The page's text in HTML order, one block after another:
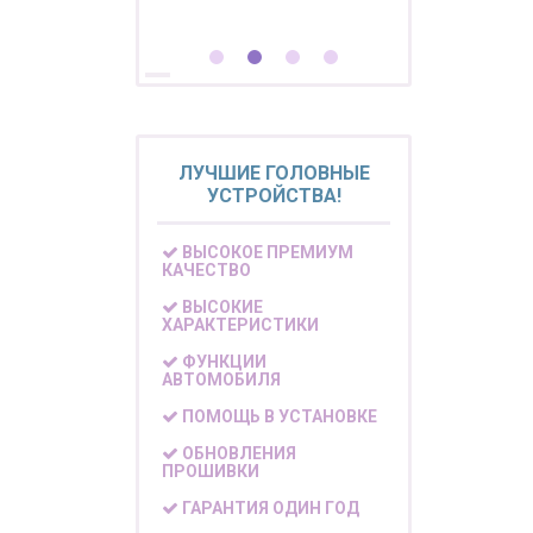
ЛУЧШИЕ ГОЛОВНЫЕ
УСТРОЙСТВА!
ВЫСОКОЕ ПРЕМИУМ
КАЧЕСТВО
ВЫСОКИЕ
ХАРАКТЕРИСТИКИ
ФУНКЦИИ
АВТОМОБИЛЯ
ПОМОЩЬ В УСТАНОВКЕ
ОБНОВЛЕНИЯ
ПРОШИВКИ
ГАРАНТИЯ ОДИН ГОД